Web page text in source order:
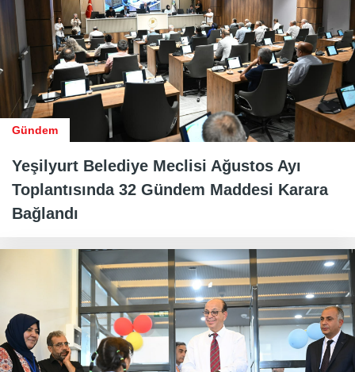
Gündem
Yeşilyurt Belediye Meclisi Ağustos Ayı
Toplantısında 32 Gündem Maddesi Karara
Bağlandı